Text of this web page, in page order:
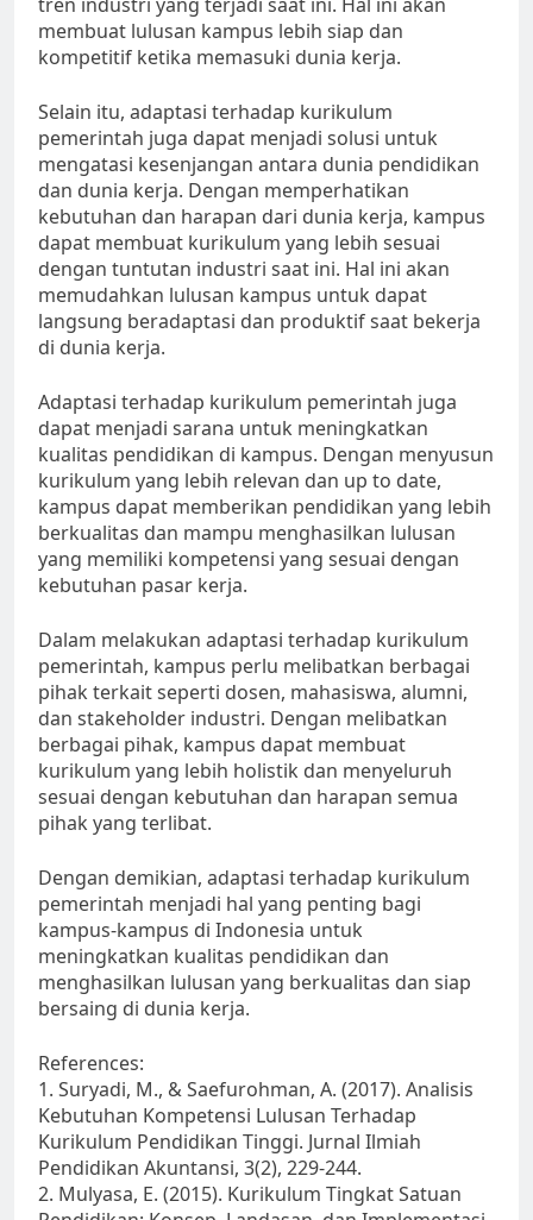
membuat lulusan kampus lebih siap dan
kompetitif ketika memasuki dunia kerja.
Selain itu, adaptasi terhadap kurikulum
pemerintah juga dapat menjadi solusi untuk
mengatasi kesenjangan antara dunia pendidikan
dan dunia kerja. Dengan memperhatikan
kebutuhan dan harapan dari dunia kerja, kampus
dapat membuat kurikulum yang lebih sesuai
dengan tuntutan industri saat ini. Hal ini akan
memudahkan lulusan kampus untuk dapat
langsung beradaptasi dan produktif saat bekerja
di dunia kerja.
Adaptasi terhadap kurikulum pemerintah juga
dapat menjadi sarana untuk meningkatkan
kualitas pendidikan di kampus. Dengan menyusun
kurikulum yang lebih relevan dan up to date,
kampus dapat memberikan pendidikan yang lebih
berkualitas dan mampu menghasilkan lulusan
yang memiliki kompetensi yang sesuai dengan
kebutuhan pasar kerja.
Dalam melakukan adaptasi terhadap kurikulum
pemerintah, kampus perlu melibatkan berbagai
pihak terkait seperti dosen, mahasiswa, alumni,
dan stakeholder industri. Dengan melibatkan
berbagai pihak, kampus dapat membuat
kurikulum yang lebih holistik dan menyeluruh
sesuai dengan kebutuhan dan harapan semua
pihak yang terlibat.
Dengan demikian, adaptasi terhadap kurikulum
pemerintah menjadi hal yang penting bagi
kampus-kampus di Indonesia untuk
meningkatkan kualitas pendidikan dan
menghasilkan lulusan yang berkualitas dan siap
bersaing di dunia kerja.
References:
1. Suryadi, M., & Saefurohman, A. (2017). Analisis
Kebutuhan Kompetensi Lulusan Terhadap
Kurikulum Pendidikan Tinggi. Jurnal Ilmiah
Pendidikan Akuntansi, 3(2), 229-244.
2. Mulyasa, E. (2015). Kurikulum Tingkat Satuan